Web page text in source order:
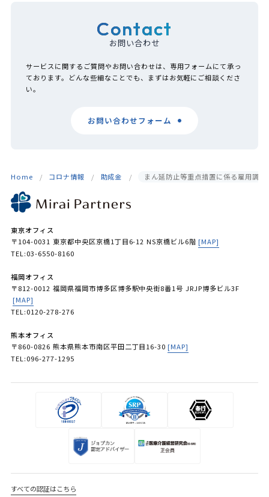
Contact
お問い合わせ
サービスに関するご質問やお問い合わせは、専用フォームにて承っ
ております。どんな些細なことでも、まずはお気軽にご相談くださ
い。
お問い合わせフォーム
Home コロナ情報 助成金 まん延防止等重点措置に係る雇用調
東京オフィス
〒104-0031 東京都中央区京橋1丁目6-12 NS京橋ビル6階 [MAP]
TEL:03-6550-8160
福岡オフィス
〒812-0012 福岡県福岡市博多区博多駅中央街8番1号 JRJP博多ビル3F
[MAP]
TEL:0120-278-276
熊本オフィス
〒860-0826 熊本県熊本市南区平田二丁目16-30 [MAP]
TEL:096-277-1295
すべての認証はこちら